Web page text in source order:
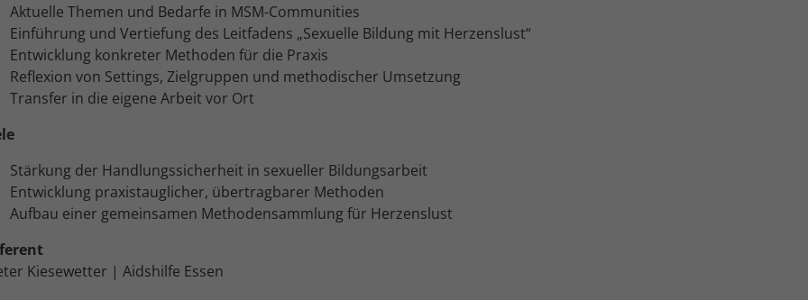
Aktuelle Themen und Bedarfe in MSM-Communities
Einführung und Vertiefung des Leitfadens „Sexuelle Bildung mit Herzenslust“
Entwicklung konkreter Methoden für die Praxis
Reflexion von Settings, Zielgruppen und methodischer Umsetzung
Transfer in die eigene Arbeit vor Ort
Stärkung der Handlungssicherheit in sexueller Bildungsarbeit
Entwicklung praxistauglicher, übertragbarer Methoden
Aufbau einer gemeinsamen Methodensammlung für Herzenslust
Kiesewetter | Aidshilfe Essen